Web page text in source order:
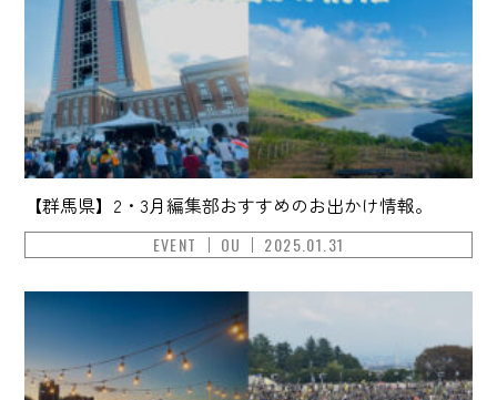
【群馬県】2・3月編集部おすすめのお出かけ情報。
EVENT OU 2025.01.31